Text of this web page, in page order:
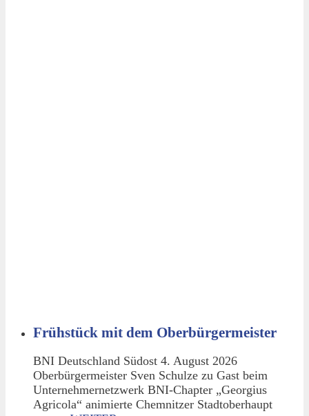
Frühstück mit dem Oberbürgermeister
BNI Deutschland Südost 4. August 2026
Oberbürgermeister Sven Schulze zu Gast beim
Unternehmernetzwerk BNI-Chapter „Georgius
Agricola“ animierte Chemnitzer Stadtoberhaupt